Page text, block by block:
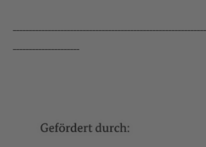
---------------------